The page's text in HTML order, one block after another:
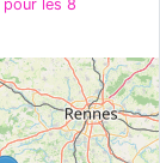
pour les 8